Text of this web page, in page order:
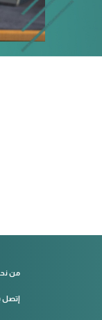
من
إتصل